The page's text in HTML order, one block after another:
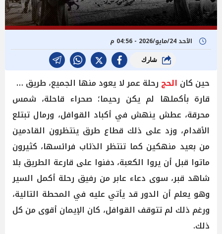
الأحد 24/مايو/2026 - 04:56 م
شارك
حين كان الحج رحلة عمر لا يعود منها الجميع، طريق عبر
قارة بأكملها لم يكن رحيما؛ صحراء قاحلة، شمس
محرقة، عطش ينهش في أكباد القوافل، ورمال تبتلع
الأقدام، وزد على ذلك قطاع طرق ينتظرون القادمين
من بعيد منهكين كما تنتظر الذئاب فرائسها، كثيرون
ماتوا قبل أن يروا الكعبة، دفنوا على قارعة الطريق بلا
شاهد قبر، سوى دعاء عابر من رفيق رحلة أكمل السير
وهو يعلم أن الدور قد يأتي عليه في المحطة التالية،
ورغم ذلك لم تتوقف القوافل، كان الإيمان أقوى من كل
ذلك.